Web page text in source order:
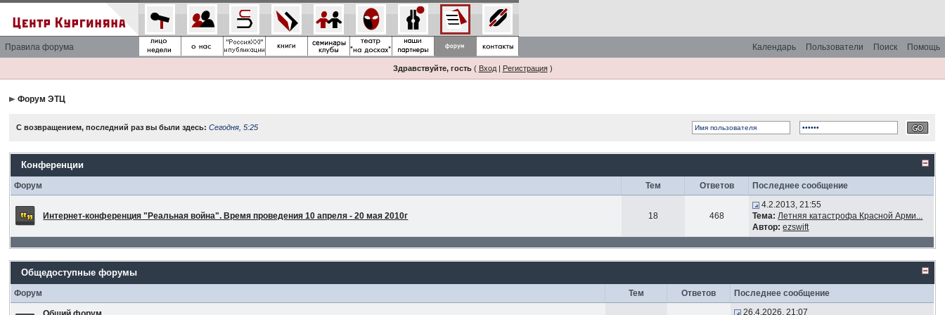
Правила форума Помощь
Поиск
Пользователи
Календарь
Здравствуйте, гость( Вход| Регистрация)
Форум ЭТЦ
С возвращением, последний раз вы были здесь:Сегодня, 5:25
Конференции
Форум Тем Ответов Последнее сообщение
Интернет-конференция "Реальная война". Время проведения 10 апреля - 20 мая 2010г 18 468
4.2.2013, 21:55
Тема: Летняя катастрофа Красной Арми...
Автор: ezswift
Общедоступные форумы
Форум Тем Ответов Последнее сообщение
26.4.2026, 21:07